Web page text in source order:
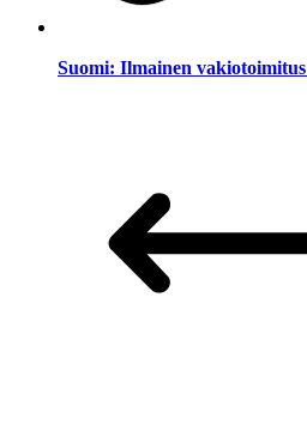
Suomi: Ilmainen vakiotoimitus